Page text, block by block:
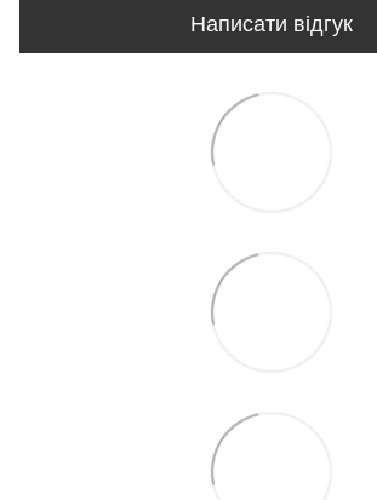
Написати відгук